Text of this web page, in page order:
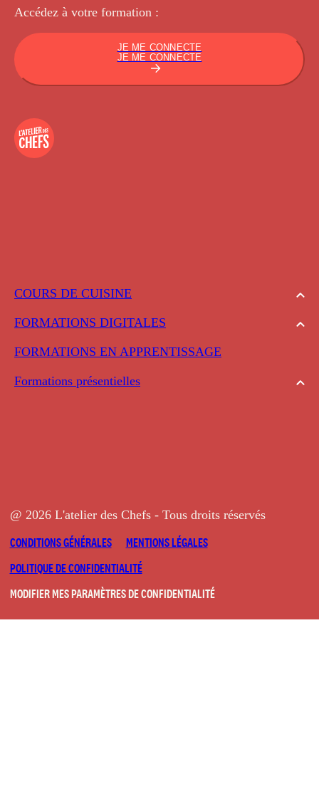
COURS DE CUISINE
FORMATIONS DIGITALES
FORMATIONS EN APPRENTISSAGE
Formations présentielles
Accédez à votre formation :
JE ME CONNECTE
JE ME CONNECTE
@ 2026 L'atelier des Chefs - Tous droits réservés
CONDITIONS GÉNÉRALES
MENTIONS LÉGALES
POLITIQUE DE CONFIDENTIALITÉ
MODIFIER MES PARAMÈTRES DE CONFIDENTIALITÉ